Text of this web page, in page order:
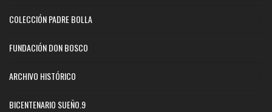
COLECCIÓN PADRE BOLLA
FUNDACIÓN DON BOSCO
ARCHIVO HISTÓRICO
BICENTENARIO SUEÑO.9